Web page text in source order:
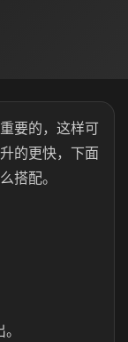
要的，这样可
的更快，下面
搭配。